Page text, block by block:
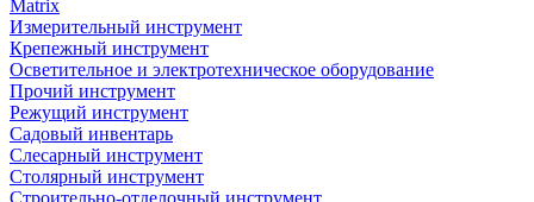
Matrix
Измерительный инструмент
Крепежный инструмент
Осветительное и электротехническое оборудование
Прочий инструмент
Режущий инструмент
Садовый инвентарь
Слесарный инструмент
Столярный инструмент
Строительно-отделочный инструмент